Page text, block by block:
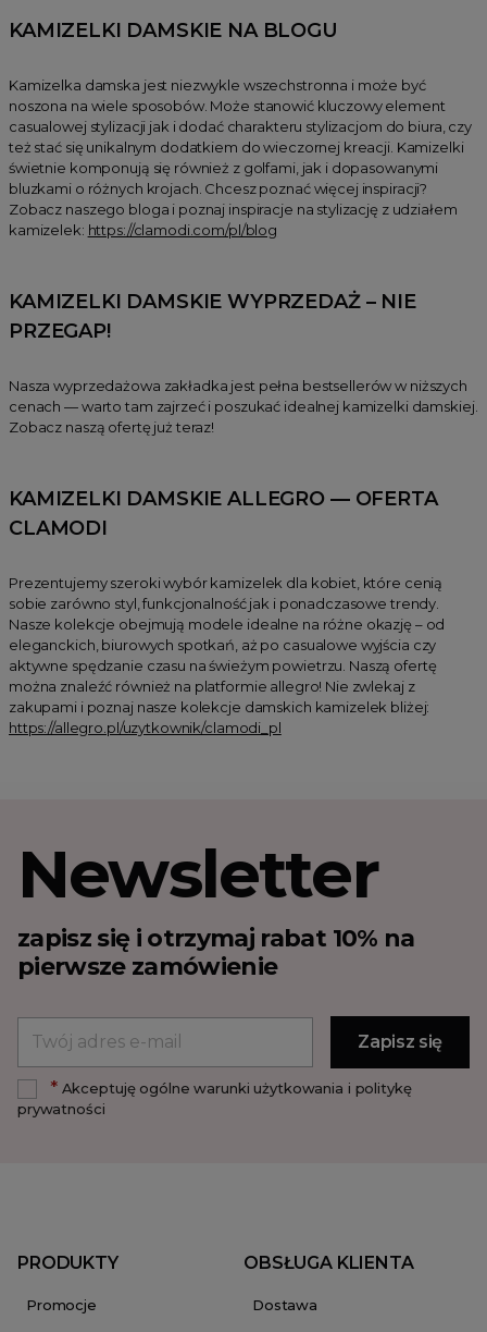
KAMIZELKI DAMSKIE NA BLOGU
Kamizelka damska jest niezwykle wszechstronna i może być
noszona na wiele sposobów. Może stanowić kluczowy element
casualowej stylizacji jak i dodać charakteru stylizacjom do biura, czy
też stać się unikalnym dodatkiem do wieczornej kreacji. Kamizelki
świetnie komponują się również z golfami, jak i dopasowanymi
bluzkami o różnych krojach. Chcesz poznać więcej inspiracji?
Zobacz naszego bloga i poznaj inspiracje na stylizację z udziałem
kamizelek: https://clamodi.com/pl/blog
KAMIZELKI DAMSKIE WYPRZEDAŻ – NIE
PRZEGAP!
Nasza wyprzedażowa zakładka jest pełna bestsellerów w niższych
cenach — warto tam zajrzeć i poszukać idealnej kamizelki damskiej.
Zobacz naszą ofertę już teraz!
KAMIZELKI DAMSKIE ALLEGRO — OFERTA
CLAMODI
Prezentujemy szeroki wybór kamizelek dla kobiet, które cenią
sobie zarówno styl, funkcjonalność jak i ponadczasowe trendy.
Nasze kolekcje obejmują modele idealne na różne okazję – od
eleganckich, biurowych spotkań, aż po casualowe wyjścia czy
aktywne spędzanie czasu na świeżym powietrzu. Naszą ofertę
można znaleźć również na platformie allegro! Nie zwlekaj z
zakupami i poznaj nasze kolekcje damskich kamizelek bliżej:
https://allegro.pl/uzytkownik/clamodi_pl
Newsletter
zapisz się i otrzymaj rabat 10% na
pierwsze zamówienie
*Akceptuję ogólne warunki użytkowania i politykę
prywatności
PRODUKTY
Promocje
OBSŁUGA KLIENTA
Dostawa